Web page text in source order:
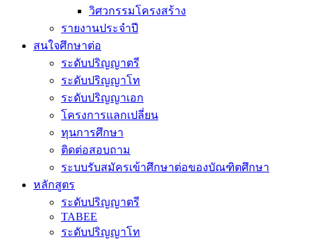
วิศวกรรมโครงสร้าง
รายงานประจำปี
สนใจศึกษาต่อ
ระดับปริญญาตรี
ระดับปริญญาโท
ระดับปริญญาเอก
โครงการแลกเปลี่ยน
ทุนการศึกษา
ติดต่อสอบถาม
ระบบรับสมัครเข้าศึกษาต่อของบัณฑิตศึกษา
หลักสูตร
ระดับปริญญาตรี
TABEE
ระดับปริญญาโท